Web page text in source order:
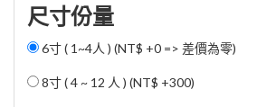
尺寸份量
6寸 ( 1~4人 ) (NT$ +0 => 差價為零)
8寸 ( 4 ~ 12 人 ) (NT$ +300)